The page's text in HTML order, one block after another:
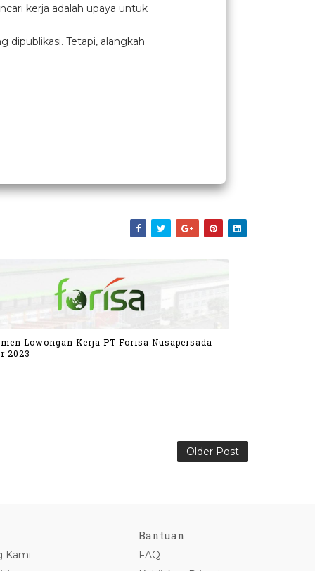
kerja adalah upaya untuk
Tetapi, alangkah
Lowongan Kerja PT Forisa Nusapersada
2023
Older Post
Kami
Bantuan
FAQ